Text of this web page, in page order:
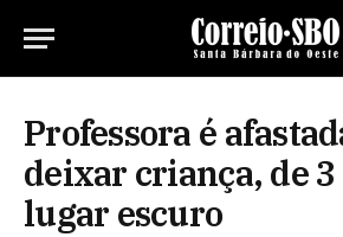
Professora é
deixar criança, de 3
lugar escuro